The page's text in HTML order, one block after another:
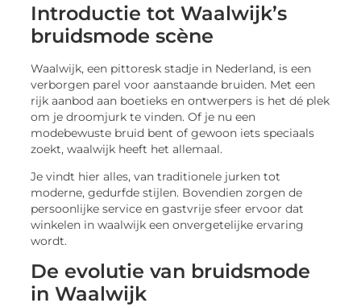
Introductie tot Waalwijk’s
bruidsmode scène
Waalwijk, een pittoresk stadje in Nederland, is een
verborgen parel voor aanstaande bruiden. Met een
rijk aanbod aan boetieks en ontwerpers is het dé plek
om je droomjurk te vinden. Of je nu een
modebewuste bruid bent of gewoon iets speciaals
zoekt, waalwijk heeft het allemaal.
Je vindt hier alles, van traditionele jurken tot
moderne, gedurfde stijlen. Bovendien zorgen de
persoonlijke service en gastvrije sfeer ervoor dat
winkelen in waalwijk een onvergetelijke ervaring
wordt.
De evolutie van bruidsmode
in Waalwijk